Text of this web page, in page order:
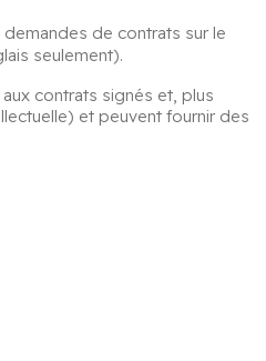
seulement).
contrats signés et, plus
et peuvent fournir des